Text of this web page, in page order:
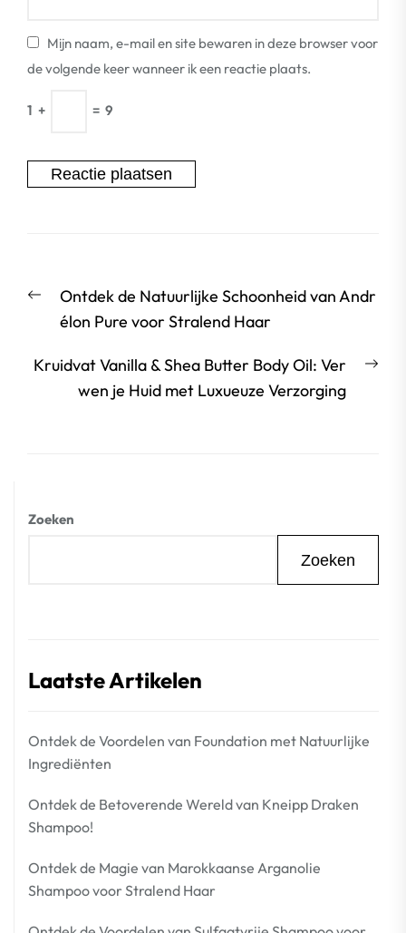
Mijn naam, e-mail en site bewaren in deze browser voor
de volgende keer wanneer ik een reactie plaats.
1 + = 9
Vorige
bericht:
Ontdek de Natuurlijke Schoonheid van Andr
élon Pure voor Stralend Haar
Kruidvat Vanilla & Shea Butter Body Oil: Ver
wen je Huid met Luxueuze Verzorging
Zoeken
Zoeken
Laatste Artikelen
Ontdek de Voordelen van Foundation met Natuurlijke
Ingrediënten
Ontdek de Betoverende Wereld van Kneipp Draken
Shampoo!
Ontdek de Magie van Marokkaanse Arganolie
Shampoo voor Stralend Haar